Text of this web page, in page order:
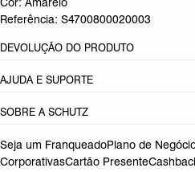
Referência: S4700800020003
DEVOLUÇÃO DO PRODUTO
AJUDA E SUPORTE
SOBRE A SCHUTZ
Seja um FranqueadoPlano de
CorporativasCartão Presente